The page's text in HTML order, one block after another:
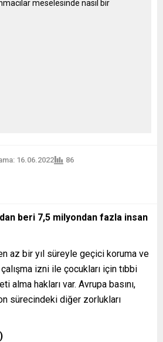
16.06.2022 86
beri 7,5 milyondan fazla insan
en az bir yıl süreyle geçici koruma ve
izni ile çocukları için tıbbi
alma hakları var. Avrupa basını,
sürecindeki diğer zorlukları